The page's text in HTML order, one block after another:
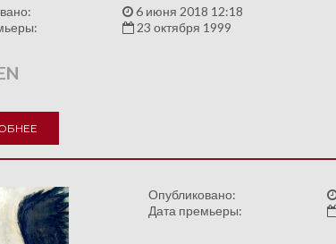
6 июня 2018 12:18
23 октября 1999
Опубликовано:
Дата премьеры: